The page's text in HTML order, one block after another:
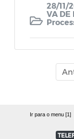
LAI
JARI –
28/11/
VA DE
Ir para o menu [1]